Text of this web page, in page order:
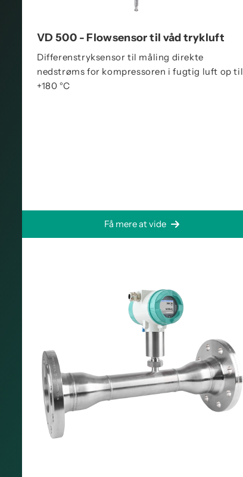
VD 500 - Flowsensor til våd trykluft
Differenstryksensor til måling direkte
nedstrøms for kompressoren i fugtig luft op til
+180 °C
Få mere at vide